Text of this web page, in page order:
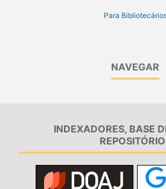
Para
NAVEGAR
INDEXADORES, BASE